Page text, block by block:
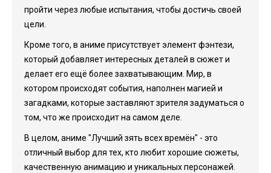
пройти через любые испытания, чтобы достичь своей
цели.
Кроме того, в аниме присутствует элемент фэнтези,
который добавляет интересных деталей в сюжет и
делает его ещё более захватывающим. Мир, в
котором происходят события, наполнен магией и
загадками, которые заставляют зрителя задуматься о
том, что же происходит на самом деле.
В целом, аниме "Лучший зять всех времён" - это
отличный выбор для тех, кто любит хорошие сюжеты,
качественную анимацию и уникальных персонажей.